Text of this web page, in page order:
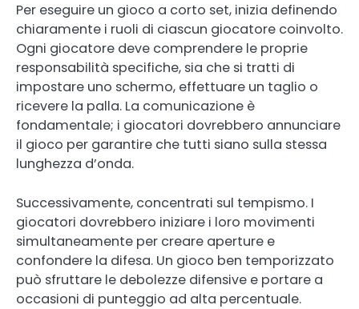
Per eseguire un gioco a corto set, inizia definendo
chiaramente i ruoli di ciascun giocatore coinvolto.
Ogni giocatore deve comprendere le proprie
responsabilità specifiche, sia che si tratti di
impostare uno schermo, effettuare un taglio o
ricevere la palla. La comunicazione è
fondamentale; i giocatori dovrebbero annunciare
il gioco per garantire che tutti siano sulla stessa
lunghezza d’onda.
Successivamente, concentrati sul tempismo. I
giocatori dovrebbero iniziare i loro movimenti
simultaneamente per creare aperture e
confondere la difesa. Un gioco ben temporizzato
può sfruttare le debolezze difensive e portare a
occasioni di punteggio ad alta percentuale.